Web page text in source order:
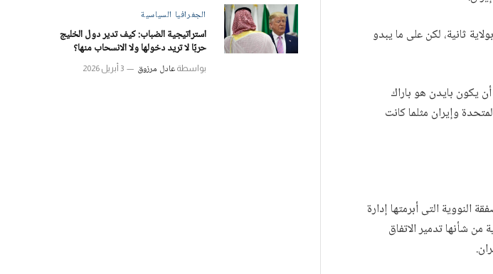
ثانية، لكن على ما يبدو
يكون بايدن هو باراك
وإيران مثلما كانت
فرصة ينتقد فيها الصفقة النووية التى أبرمتها إدارة
شأنها تدمير الاتفاق
الجغرافيا السياسية
استراتيجية الضباب: كيف تدير دول الخليج
حربًا لا تريد دخولها ولا الانسحاب منها؟
بواسطة عادل مرزوق 3 أبريل 2026